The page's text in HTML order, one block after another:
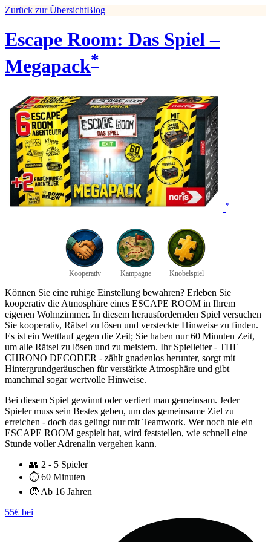
Zurück zur ÜbersichtBlog
Escape Room: Das Spiel –
Megapack*
*
Kooperativ Kampagne Knobelspiel
Können Sie eine ruhige Einstellung bewahren? Erleben Sie
kooperativ die Atmosphäre eines ESCAPE ROOM in Ihrem
eigenen Wohnzimmer. In diesem herausfordernden Spiel versuchen
Sie kooperativ, Rätsel zu lösen und versteckte Hinweise zu finden.
Es ist ein Wettlauf gegen die Zeit; Sie haben nur 60 Minuten Zeit,
um alle Rätsel zu lösen und zu meistern. Ihr Spielleiter - THE
CHRONO DECODER - zählt gnadenlos herunter, sorgt mit
Hintergrundgeräuschen für verstärkte Atmosphäre und gibt
manchmal sogar wertvolle Hinweise.
Bei diesem Spiel gewinnt oder verliert man gemeinsam. Jeder
Spieler muss sein Bestes geben, um das gemeinsame Ziel zu
erreichen - doch das gelingt nur mit Teamwork. Wer noch nie ein
ESCAPE ROOM gespielt hat, wird feststellen, wie schnell eine
Stunde voller Adrenalin vergehen kann.
👥 2 - 5 Spieler
⏱️ 60 Minuten
🧒 Ab 16 Jahren
55€ bei